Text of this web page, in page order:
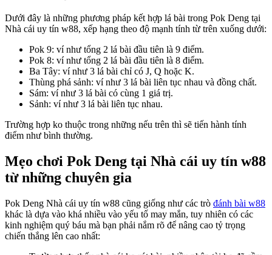
Dưới đây là những phương pháp kết hợp lá bài trong Pok Deng tại
Nhà cái uy tín w88, xếp hạng theo độ mạnh tính từ trên xuống dưới:
Pok 9: ví như tổng 2 lá bài đầu tiên là 9 điểm.
Pok 8: ví như tổng 2 lá bài đầu tiên là 8 điểm.
Ba Tây: ví như 3 lá bài chỉ có J, Q hoặc K.
Thùng phá sảnh: ví như 3 lá bài liên tục nhau và đồng chất.
Sám: ví như 3 lá bài có cùng 1 giá trị.
Sảnh: ví như 3 lá bài liên tục nhau.
Trường hợp ko thuộc trong những nếu trên thì sẽ tiến hành tính
điểm như bình thường.
Mẹo chơi Pok Deng tại Nhà cái uy tín w88
từ những chuyên gia
Pok Deng Nhà cái uy tín w88 cũng giống như các trò đánh bài w88
khác là dựa vào khá nhiều vào yếu tố may mắn, tuy nhiên có các
kinh nghiệm quý báu mà bạn phải nắm rõ để nâng cao tỷ trọng
chiến thắng lên cao nhất: